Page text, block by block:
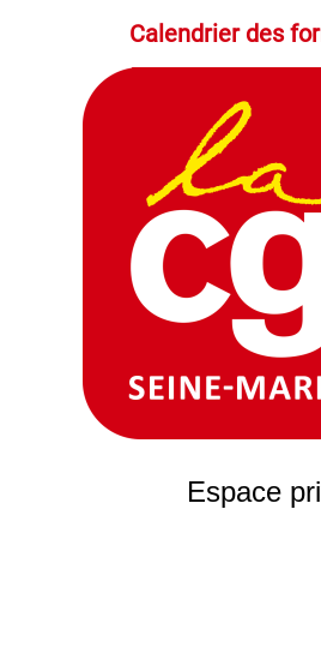
Calendrier des
Espace